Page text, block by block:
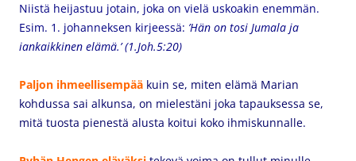
Niistä heijastuu jotain, joka on vielä uskoakin enemmän.
Esim. 1. johanneksen kirjeessä: ’Hän on tosi Jumala ja
iankaikkinen elämä.’ (1.Joh.5:20)
Paljon ihmeellisempää kuin se, miten elämä Marian
kohdussa sai alkunsa, on mielestäni joka tapauksessa se,
mitä tuosta pienestä alusta koitui koko ihmiskunnalle.